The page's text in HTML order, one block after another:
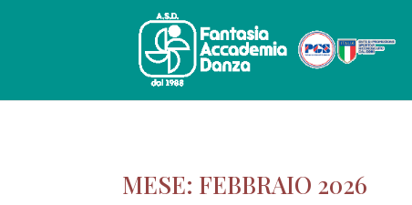
MESE: FEBBRAIO 2026